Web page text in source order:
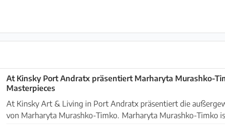
At Kinsky Port Andratx präsentiert Marharyta Murashko-Timko
Masterpieces
At Kinsky Art & Living in Port Andratx präsentiert die
von Marharyta Murashko-Timko. Marharyta Murashko-Timko ist eine Visionärin